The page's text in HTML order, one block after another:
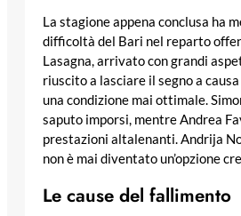
La stagione appena conclusa ha
difficoltà del Bari nel reparto
Lasagna, arrivato con grandi
riuscito a lasciare il segno a
una condizione mai ottimale.
saputo imporsi, mentre Andrea
prestazioni altalenanti. Andrija
non è mai diventato un’opzione
Le cause del fallimento